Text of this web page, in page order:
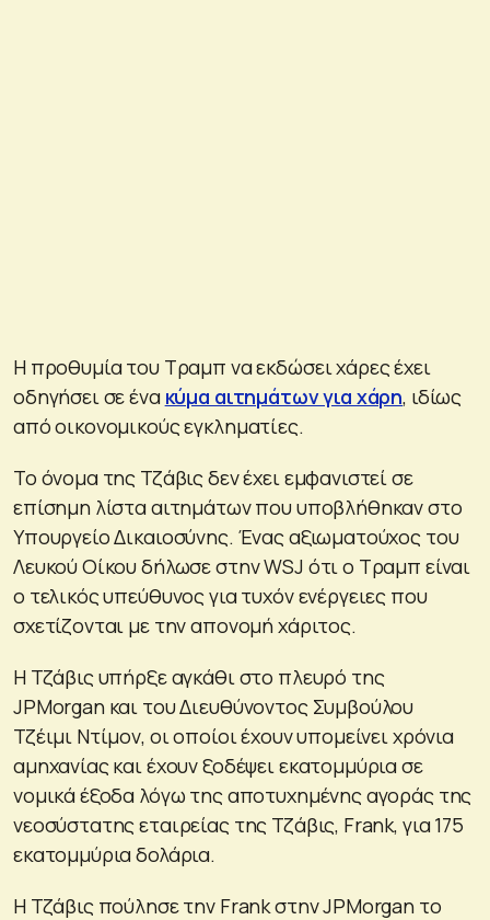
Η προθυμία του Τραμπ να εκδώσει χάρες έχει
οδηγήσει σε ένα κύμα αιτημάτων για χάρη, ιδίως
από οικονομικούς εγκληματίες.
Το όνομα της Τζάβις δεν έχει εμφανιστεί σε
επίσημη λίστα αιτημάτων που υποβλήθηκαν στο
Υπουργείο Δικαιοσύνης. Ένας αξιωματούχος του
Λευκού Οίκου δήλωσε στην WSJ ότι ο Τραμπ είναι
ο τελικός υπεύθυνος για τυχόν ενέργειες που
σχετίζονται με την απονομή χάριτος.
Η Τζάβις υπήρξε αγκάθι στο πλευρό της
JPMorgan και του Διευθύνοντος Συμβούλου
Τζέιμι Ντίμον, οι οποίοι έχουν υπομείνει χρόνια
αμηχανίας και έχουν ξοδέψει εκατομμύρια σε
νομικά έξοδα λόγω της αποτυχημένης αγοράς της
νεοσύστατης εταιρείας της Τζάβις, Frank, για 175
εκατομμύρια δολάρια.
Η Τζάβις πούλησε την Frank στην JPMorgan το